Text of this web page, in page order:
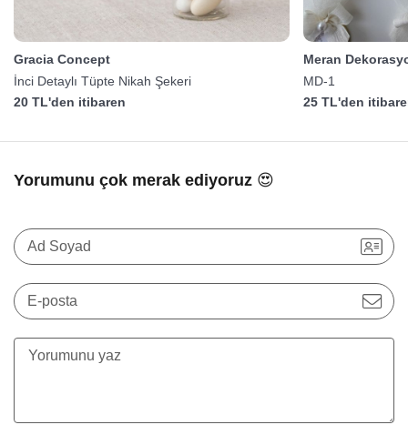
Gracia Concept
İnci Detaylı Tüpte Nikah Şekeri
20 TL'den itibaren
Meran
MD-1
25 TL'den
Yorumunu çok merak ediyoruz 😍
Ad Soyad
E-posta